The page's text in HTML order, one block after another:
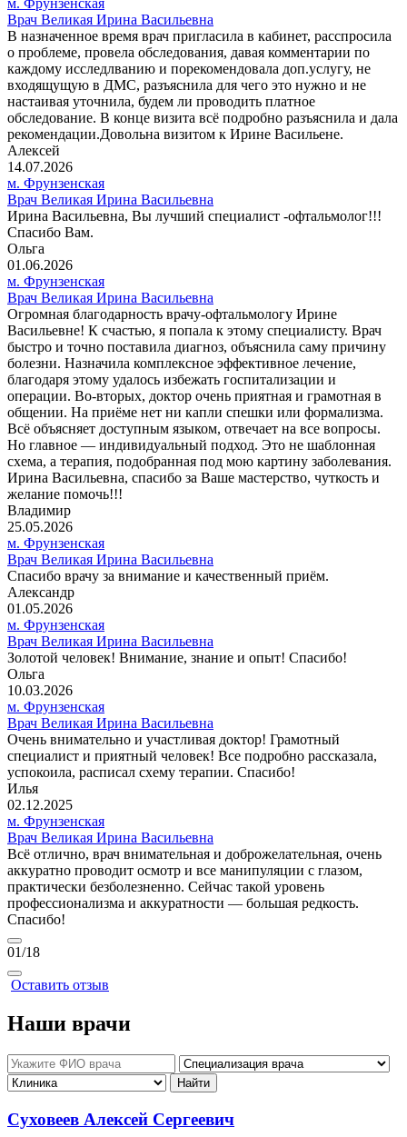
м. Фрунзенская
Врач Великая Ирина Васильевна
В назначенное время врач пригласила в кабинет, расспросила
о проблеме, провела обследования, давая комментарии по
каждому исследлванию и порекомендовала доп.услугу, не
входящущую в ДМС, разъяснила для чего это нужно и не
настаивая уточнила, будем ли проводить платное
обследование. В конце визита всё подробно разъяснила и дала
рекомендации.Довольна визитом к Ирине Васильене.
Алексей
14.07.2026
м. Фрунзенская
Врач Великая Ирина Васильевна
Ирина Васильевна, Вы лучший специалист -офтальмолог!!!
Спасибо Вам.
Ольга
01.06.2026
м. Фрунзенская
Врач Великая Ирина Васильевна
Огромная благодарность врачу-офтальмологу Ирине
Васильевне! К счастью, я попала к этому специалисту. Врач
быстро и точно поставила диагноз, объяснила саму причину
болезни. Назначила комплексное эффективное лечение,
благодаря этому удалось избежать госпитализации и
операции. Во-вторых, доктор очень приятная и грамотная в
общении. На приёме нет ни капли спешки или формализма.
Всё объясняет доступным языком, отвечает на все вопросы.
Но главное — индивидуальный подход. Это не шаблонная
схема, а терапия, подобранная под мою картину заболевания.
Ирина Васильевна, спасибо за Ваше мастерство, чуткость и
желание помочь!!!
Владимир
25.05.2026
м. Фрунзенская
Врач Великая Ирина Васильевна
Спасибо врачу за внимание и качественный приём.
Александр
01.05.2026
м. Фрунзенская
Врач Великая Ирина Васильевна
Золотой человек! Внимание, знание и опыт! Спасибо!
Ольга
10.03.2026
м. Фрунзенская
Врач Великая Ирина Васильевна
Очень внимательно и участливая доктор! Грамотный
специалист и приятный человек! Все подробно рассказала,
успокоила, расписал схему терапии. Спасибо!
Илья
02.12.2025
м. Фрунзенская
Врач Великая Ирина Васильевна
Всё отлично, врач внимательная и доброжелательная, очень
аккуратно проводит осмотр и все манипуляции с глазом,
практически безболезненно. Сейчас такой уровень
профессионализма и аккуратности — большая редкость.
Спасибо!
01/18
Оставить отзыв
Наши врачи
Суховеев Алексей Сергеевич